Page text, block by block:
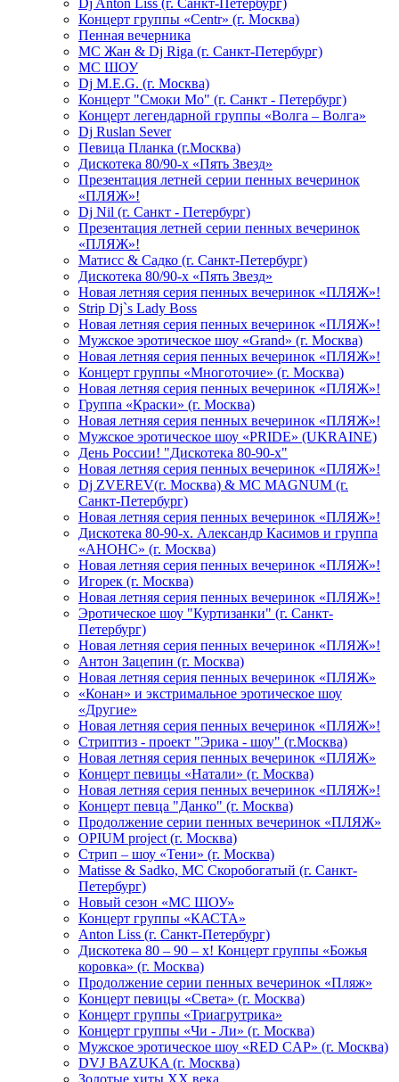
Dj Anton Liss (г. Санкт-Петербург)
Концерт группы «Centr» (г. Москва)
Пенная вечерника
МС Жан & Dj Riga (г. Санкт-Петербург)
МС ШОУ
Dj M.E.G. (г. Москва)
Концерт "Смоки Мо" (г. Санкт - Петербург)
Концерт легендарной группы «Волга – Волга»
Dj Ruslan Sever
Певица Планка (г.Москва)
Дискотека 80/90-х «Пять Звезд»
Презентация летней серии пенных вечеринок
«ПЛЯЖ»!
Dj Nil (г. Санкт - Петербург)
Презентация летней серии пенных вечеринок
«ПЛЯЖ»!
Матисс & Садко (г. Санкт-Петербург)
Дискотека 80/90-х «Пять Звезд»
Новая летняя серия пенных вечеринок «ПЛЯЖ»!
Strip Dj`s Lady Boss
Новая летняя серия пенных вечеринок «ПЛЯЖ»!
Мужское эротическое шоу «Grand» (г. Москва)
Новая летняя серия пенных вечеринок «ПЛЯЖ»!
Концерт группы «Многоточие» (г. Москва)
Новая летняя серия пенных вечеринок «ПЛЯЖ»!
Группа «Краски» (г. Москва)
Новая летняя серия пенных вечеринок «ПЛЯЖ»!
Мужское эротическое шоу «PRIDE» (UKRAINE)
День России! "Дискотека 80-90-х"
Новая летняя серия пенных вечеринок «ПЛЯЖ»!
Dj ZVEREV(г. Москва) & MC MAGNUM (г.
Санкт-Петербург)
Новая летняя серия пенных вечеринок «ПЛЯЖ»!
Дискотека 80-90-х. Александр Касимов и группа
«АНОНС» (г. Москва)
Новая летняя серия пенных вечеринок «ПЛЯЖ»!
Игорек (г. Москва)
Новая летняя серия пенных вечеринок «ПЛЯЖ»!
Эротическое шоу "Куртизанки" (г. Санкт-
Петербург)
Новая летняя серия пенных вечеринок «ПЛЯЖ»!
Антон Зацепин (г. Москва)
Новая летняя серия пенных вечеринок «ПЛЯЖ»
«Конан» и экстримальное эротическое шоу
«Другие»
Новая летняя серия пенных вечеринок «ПЛЯЖ»!
Стриптиз - проект "Эрика - шоу" (г.Москва)
Новая летняя серия пенных вечеринок «ПЛЯЖ»
Концерт певицы «Натали» (г. Москва)
Новая летняя серия пенных вечеринок «ПЛЯЖ»!
Концерт певца "Данко" (г. Москва)
Продолжение серии пенных вечеринок «ПЛЯЖ»
OPIUM project (г. Москва)
Стрип – шоу «Тени» (г. Москва)
Matissе & Sadko, MC Скоробогатый (г. Санкт-
Петербург)
Новый сезон «МС ШОУ»
Концерт группы «КАСТА»
Anton Liss (г. Санкт-Петербург)
Дискотека 80 – 90 – х! Концерт группы «Божья
коровка» (г. Москва)
Продолжение серии пенных вечеринок «Пляж»
Концерт певицы «Света» (г. Москва)
Концерт группы «Триагрутрика»
Концерт группы «Чи - Ли» (г. Москва)
Мужское эротическое шоу «RED CAP» (г. Москва)
DVJ BAZUKA (г. Москва)
Золотые хиты XX века